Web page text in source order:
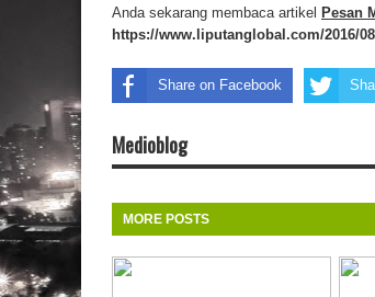
Anda sekarang membaca artikel Pesan
https://www.liputanglobal.com/2016/
Share on Facebook
Medioblog
MORE POSTS